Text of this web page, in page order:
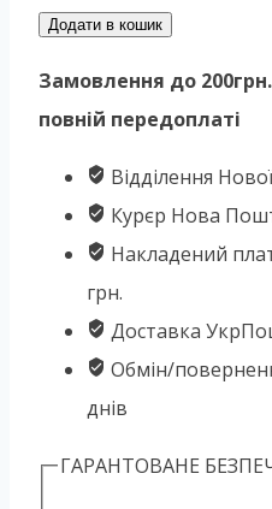
Додати в кошик
Замовлення до
повній передоплаті
Відділення
Курєр Нова
Накладений
грн.
Доставка
Обмін/
днів
ГАРАНТОВАНЕ